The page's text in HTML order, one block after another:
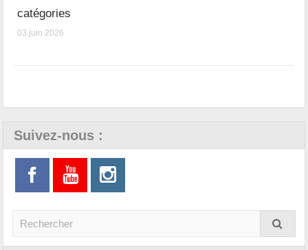
catégories
03 juin 2026
Suivez-nous :